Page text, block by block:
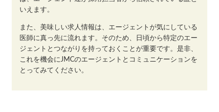
いえます。
また、美味しい求人情報は、エージェントが気にしている
医師に真っ先に流れます。そのため、日頃から特定のエー
ジェントとつながりを持っておくことが重要です。是非、
これを機会にJMCのエージェントとコミュニケーションを
とってみてください。